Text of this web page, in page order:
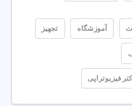
آموزشگاه تجهیز
فیزیوتراپی